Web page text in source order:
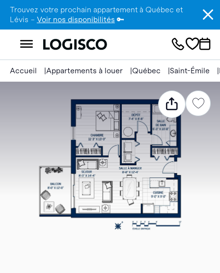
Trouvez votre prochain appartement à Québec et
Lévis – Voir nos disponibilités 🔑
Accueil Appartements à louer Québec Saint-Émile